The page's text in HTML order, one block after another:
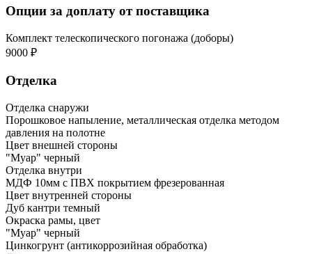
Опции за доплату от поставщика
Комплект телескопического погонажа (доборы)
9000 ₽
Отделка
Отделка снаружи
Порошковое напыление, металлическая отделка методом
давления на полотне
Цвет внешней стороны
"Муар" черный
Отделка внутри
МДФ 10мм с ПВХ покрытием фрезерованная
Цвет внутренней стороны
Дуб кантри темный
Окраска рамы, цвет
"Муар" черный
Цинкогрунт (антикоррозийная обработка)